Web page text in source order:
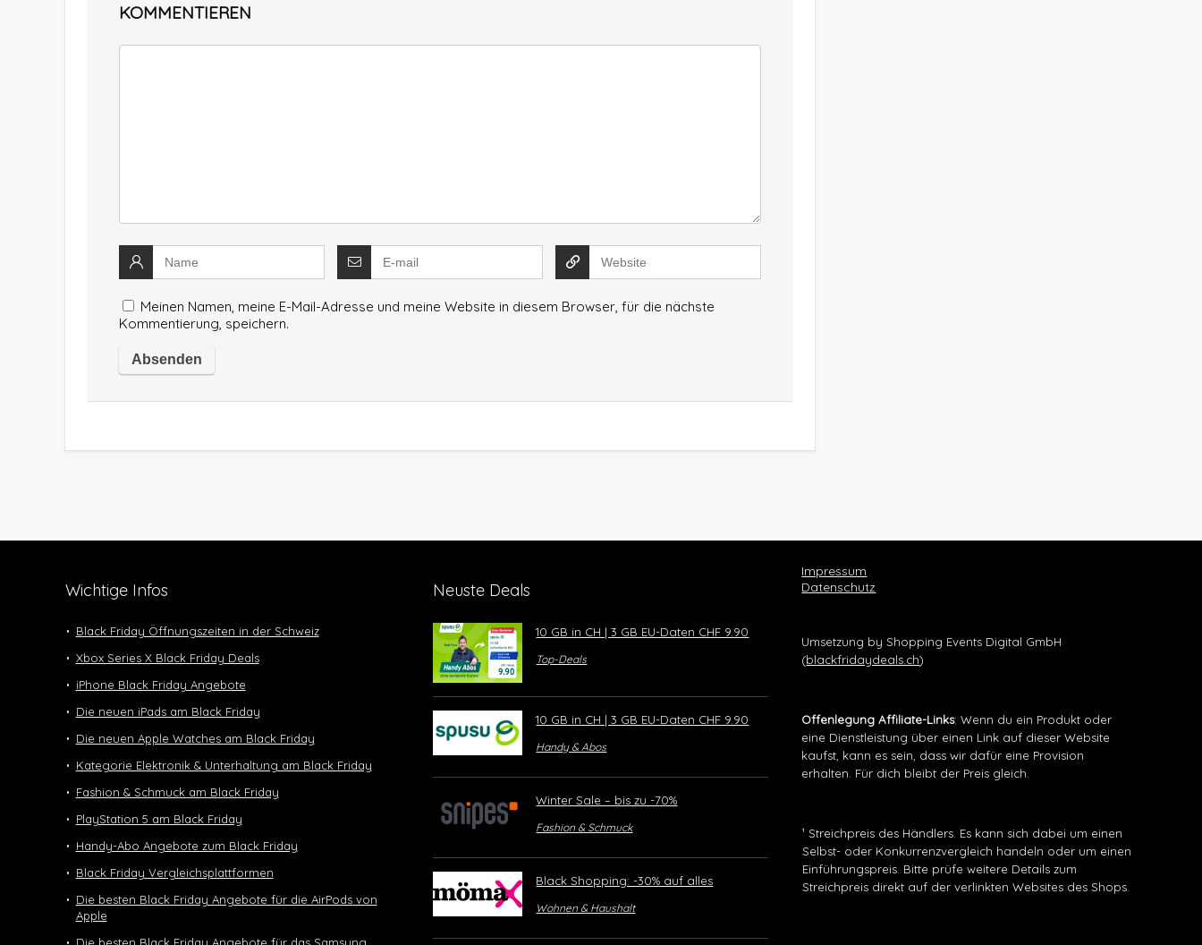
KOMMENTIEREN
Meinen Namen, meine E-Mail-Adresse und meine Website in diesem Browser, für die nächste
Kommentierung, speichern.
Wichtige Infos
Black Friday Öffnungszeiten in der Schweiz
Xbox Series X Black Friday Deals
iPhone Black Friday Angebote
Die neuen iPads am Black Friday
Die neuen Apple Watches am Black Friday
Kategorie Elektronik & Unterhaltung am Black Friday
Fashion & Schmuck am Black Friday
PlayStation 5 am Black Friday
Handy-Abo Angebote zum Black Friday
Black Friday Vergleichsplattformen
Die besten Black Friday Angebote für die AirPods von
Apple
Neuste Deals
10 GB in CH | 3 GB EU-Daten CHF 9.90
Top-Deals
10 GB in CH | 3 GB EU-Daten CHF 9.90
Handy & Abos
Winter Sale – bis zu -70%
Fashion & Schmuck
Black Shopping: -30% auf alles
Wohnen & Haushalt
Impressum
Datenschutz
Umsetzung by Shopping Events Digital GmbH
(blackfridaydeals.ch)
Offenlegung Affiliate-Links: Wenn du ein Produkt oder
eine Dienstleistung über einen Link auf dieser Website
kaufst, kann es sein, dass wir dafür eine Provision
erhalten. Für dich bleibt der Preis gleich.
¹ Streichpreis des Händlers. Es kann sich dabei um einen
Selbst- oder Konkurrenzvergleich handeln oder um einen
Einführungspreis. Bitte prüfe weitere Details zum
Streichpreis direkt auf der verlinkten Websites des Shops.